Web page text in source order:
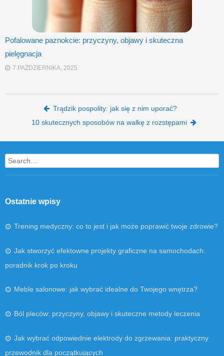
Pofalowane paznokcie: przyczyny, objawy i skuteczna
pielęgnacja
7 PAŹDZIERNIKA, 2025
Post navigation
Trądzik pospolity: jak się z nim uporać?
10 skutecznych sposobów na walkę z rozstępami
Search
Ostatnie wpisy
Trening medyczny: co to jest i jak może poprawić twoje zdrowie?
Jak stworzyć efektowne projekty graficzne na samochodach:
poradnik krok po kroku
Meble salonowe: jak wybrać idealne do Twojego wnętrza?
Ból pleców: przyczyny, objawy i skuteczne metody leczenia
Jak wybrać odpowiednie elektrody do zgrzewania: praktyczny
przewodnik dla początkujących